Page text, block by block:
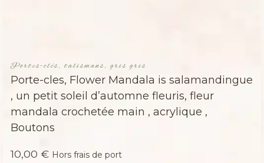
Portes-clés, talismans, gris gris
Porte-cles, Flower Mandala is salamandingue
, un petit soleil d’automne fleuris, fleur
mandala crochetée main , acrylique ,
Boutons
10,00 € Hors frais de port